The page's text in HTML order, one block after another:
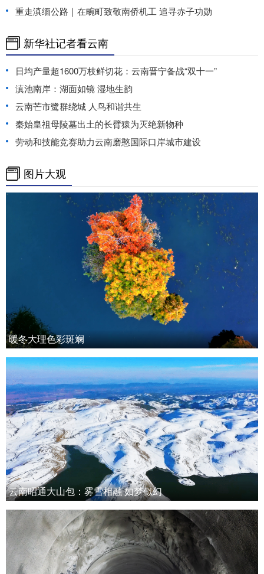
重走滇缅公路｜在畹町致敬南侨机工 追寻赤子功勋
新华社记者看云南
日均产量超1600万枝鲜切花：云南晋宁备战“双十一”
滇池南岸：湖面如镜 湿地生韵
云南芒市鹭群绕城 人鸟和谐共生
秦始皇祖母陵墓出土的长臂猿为灭绝新物种
劳动和技能竞赛助力云南磨憨国际口岸城市建设
图片大观
暖冬大理色彩斑斓
云南昭通大山包：雾雪相融 如梦似幻